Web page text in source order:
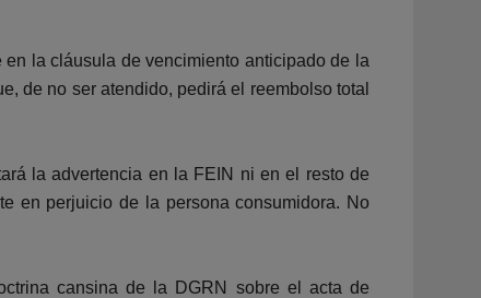
la cláusula de vencimiento anticipado de la
de no ser atendido, pedirá el reembolso total
la advertencia en la FEIN ni en el resto de
en perjuicio de la persona consumidora. No
cansina de la DGRN sobre el acta de